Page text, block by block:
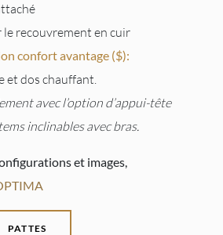
recouvrement en cuir
confort avantage ($):
et dos chauffant.
avec l’option d’appui-tête
inclinables avec bras.
et images,
PATTES